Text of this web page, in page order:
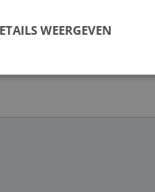
WEERGEVEN